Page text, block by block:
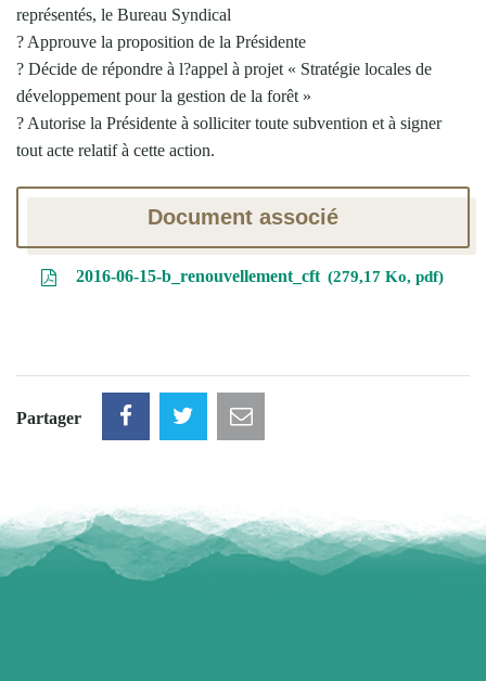
représentés, le Bureau Syndical
? Approuve la proposition de la Présidente
? Décide de répondre à l?appel à projet « Stratégie locales de
développement pour la gestion de la forêt »
? Autorise la Présidente à solliciter toute subvention et à signer
tout acte relatif à cette action.
Document associé
2016-06-15-b_renouvellement_cft 279,17 Ko, pdf
Partager